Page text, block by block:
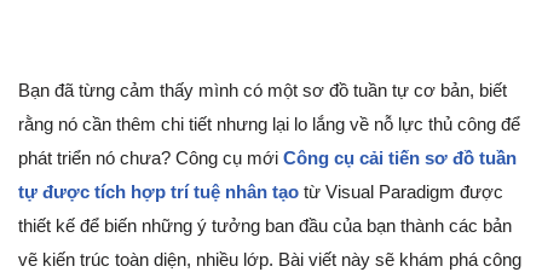
Bạn đã từng cảm thấy mình có một sơ đồ tuần tự cơ bản, biết
rằng nó cần thêm chi tiết nhưng lại lo lắng về nỗ lực thủ công để
phát triển nó chưa? Công cụ mới Công cụ cải tiến sơ đồ tuần
tự được tích hợp trí tuệ nhân tạo từ Visual Paradigm được
thiết kế để biến những ý tưởng ban đầu của bạn thành các bản
vẽ kiến trúc toàn diện, nhiều lớp. Bài viết này sẽ khám phá công